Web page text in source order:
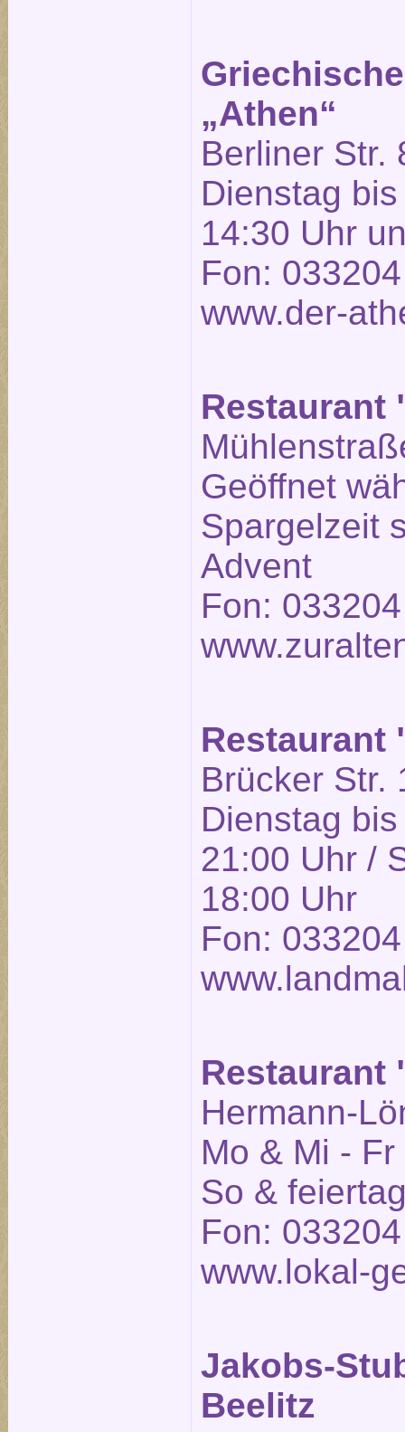
„Athen“
Berliner Str.
Dienstag
14:30 Uhr
Fon:
www.der-
Restaurant
Geöffnet
Spargelzeit
Advent
Fon:
Restaurant
Brücker Str.
Dienstag
21:00 Uhr /
18:00 Uhr
Fon:
Restaurant
Hermann-
Mo & Mi -
So &
Fon:
www.lokal-
Jakobs-
Beelitz